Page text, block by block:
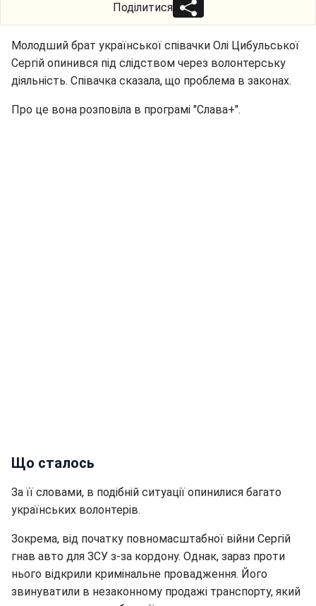
Поділитися
Молодший брат української співачки Олі Цибульської
Сергій опинився під слідством через волонтерську
діяльність. Співачка сказала, що проблема в законах.
Про це вона розповіла в програмі "Слава+".
Що сталось
За її словами, в подібній ситуації опинилися багато
українських волонтерів.
Зокрема, від початку повномасштабної війни Сергій
гнав авто для ЗСУ з-за кордону. Однак, зараз проти
нього відкрили кримінальне провадження. Його
звинуватили в незаконному продажі транспорту, який